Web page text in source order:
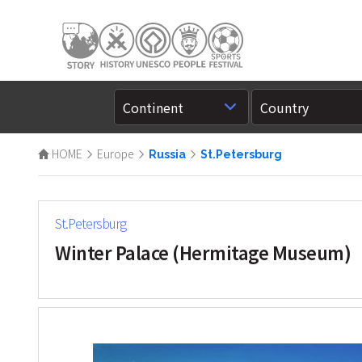
HOME Europe Russia St.Petersburg
St.Petersburg
Winter Palace (Hermitage Museum)